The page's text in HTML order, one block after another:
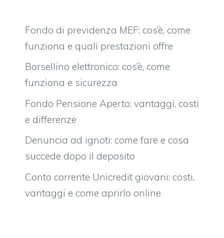
Fondo di previdenza MEF: cos’è, come
funziona e quali prestazioni offre
Borsellino elettronico: cos’è, come
funziona e sicurezza
Fondo Pensione Aperto: vantaggi, costi
e differenze
Denuncia ad ignoti: come fare e cosa
succede dopo il deposito
Conto corrente Unicredit giovani: costi,
vantaggi e come aprirlo online